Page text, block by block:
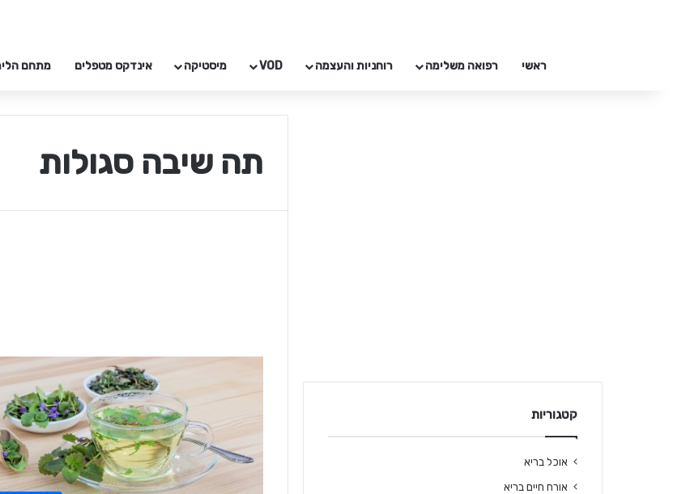
ראשי רפואה משלימה רוחניות והעצמה VOD מיסטיקה אינדקס מטפלים מתחם
תה שיבה סגולות
קטגוריות
אוכל בריא
אורח חיים בריא